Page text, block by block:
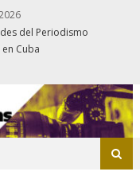
del Periodismo
Cuba